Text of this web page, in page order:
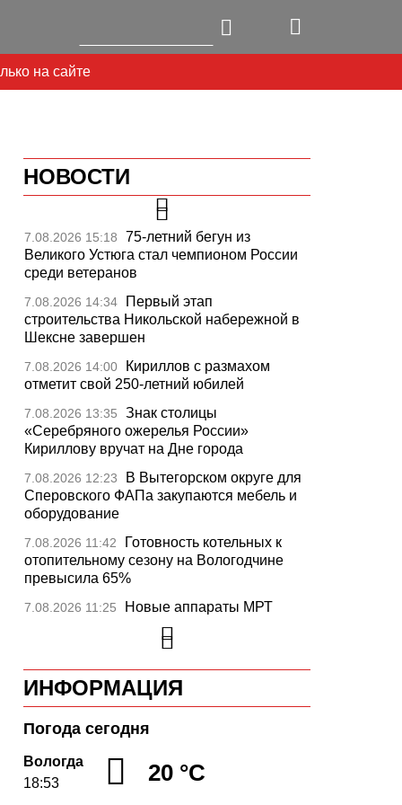
на сайте
НОВОСТИ
7.08.2026 15:18
75-летний бегун из
Великого Устюга стал чемпионом России
среди ветеранов
7.08.2026 14:34
Первый этап
строительства Никольской набережной в
Шексне завершен
7.08.2026 14:00
Кириллов с размахом
отметит свой 250-летний юбилей
7.08.2026 13:35
Знак столицы
«Серебряного ожерелья России»
Кириллову вручат на Дне города
7.08.2026 12:23
В Вытегорском округе для
Сперовского ФАПа закупаются мебель и
оборудование
7.08.2026 11:42
Готовность котельных к
отопительному сезону на Вологодчине
превысила 65%
7.08.2026 11:25
Новые аппараты МРТ
установят в двух медучреждениях
Вологодской области
7.08.2026 10:41 В Устюжне отметят 774-
летие города фестивалем кузнечного
мастерства
7.08.2026 10:18 Вологодская область
уверенно шагает в цифровое будущее
7.08.2026 09:49
На Вологодчине подвели
ИНФОРМАЦИЯ
Погода сегодня
Вологда
18:53
20 °C